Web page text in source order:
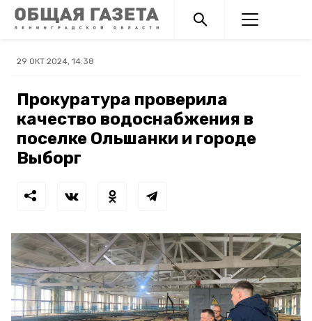
29 ОКТ 2024, 14:38
Прокуратура проверила
качество водоснабжения в
поселке Ольшанки и городе
Выборг